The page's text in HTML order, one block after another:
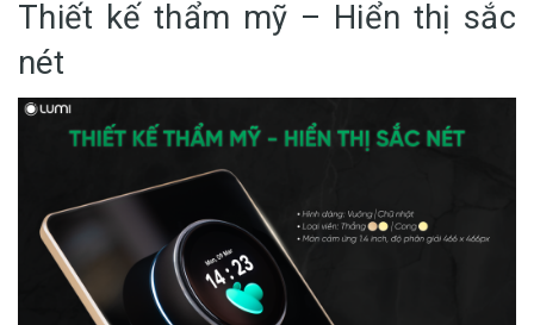
Thiết kế thẩm mỹ – Hiển thị sắc
nét